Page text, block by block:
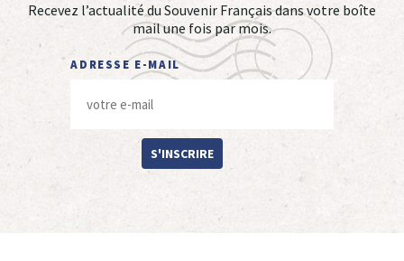
Recevez l’actualité du Souvenir Français dans votre boîte
mail une fois par mois.
ADRESSE E-MAIL
S'INSCRIRE